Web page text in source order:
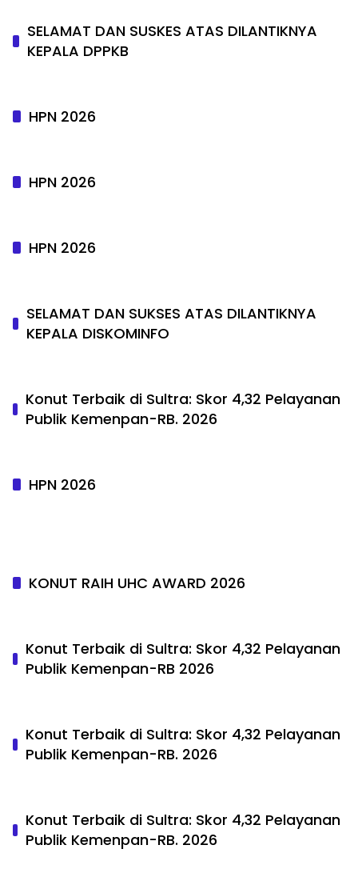
SELAMAT DAN SUSKES ATAS DILANTIKNYA
KEPALA DPPKB
HPN 2026
HPN 2026
HPN 2026
SELAMAT DAN SUKSES ATAS DILANTIKNYA
KEPALA DISKOMINFO
Konut Terbaik di Sultra: Skor 4,32 Pelayanan
Publik Kemenpan-RB. 2026
HPN 2026
KONUT RAIH UHC AWARD 2026
Konut Terbaik di Sultra: Skor 4,32 Pelayanan
Publik Kemenpan-RB 2026
Konut Terbaik di Sultra: Skor 4,32 Pelayanan
Publik Kemenpan-RB. 2026
Konut Terbaik di Sultra: Skor 4,32 Pelayanan
Publik Kemenpan-RB. 2026